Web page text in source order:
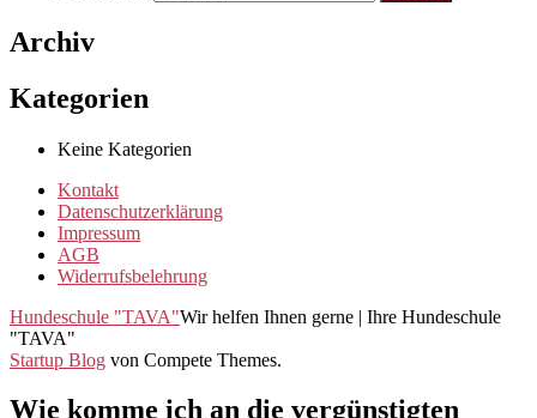
Archiv
Kategorien
Keine Kategorien
Kontakt
Datenschutzerklärung
Impressum
AGB
Widerrufsbelehrung
Hundeschule "TAVA"Wir helfen Ihnen gerne | Ihre Hundeschule
"TAVA"
Startup Blog von Compete Themes.
Wie komme ich an die vergünstigten